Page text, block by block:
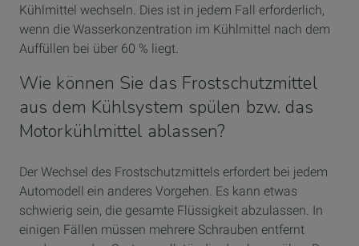
Kühlmittel wechseln. Dies ist in jedem Fall erforderlich,
wenn die Wasserkonzentration im Kühlmittel nach dem
Auffüllen bei über 60 % liegt.
Wie können Sie das Frostschutzmittel
aus dem Kühlsystem spülen bzw. das
Motorkühlmittel ablassen?
Der Wechsel des Frostschutzmittels erfordert bei jedem
Automodell ein anderes Vorgehen. Es kann etwas
schwierig sein, die gesamte Flüssigkeit abzulassen. In
einigen Fällen müssen mehrere Schrauben entfernt